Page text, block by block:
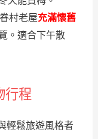
村老屋充滿懷舊
。適合下午散
行程
輕鬆旅遊風格者